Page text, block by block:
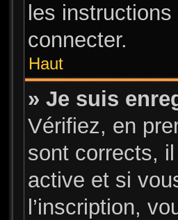
les
connecter.
Haut
» Je suis
Vérifiez, en
sont corrects,
active et si
l’inscription,